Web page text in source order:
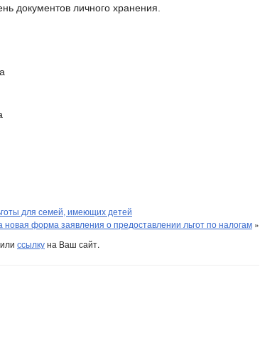
документов личного хранения.
для семей, имеющих детей
новая форма заявления о предоставлении льгот по налогам »
ссылкуна Ваш сайт.